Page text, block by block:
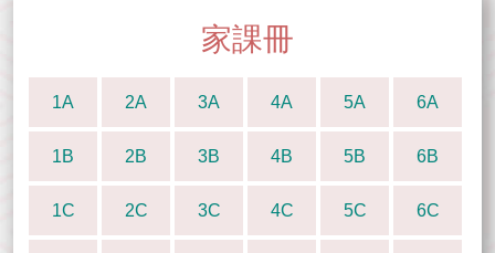
家課冊
1A 2A 3A 4A 5A 6A
1B 2B 3B 4B 5B 6B
1C 2C 3C 4C 5C 6C